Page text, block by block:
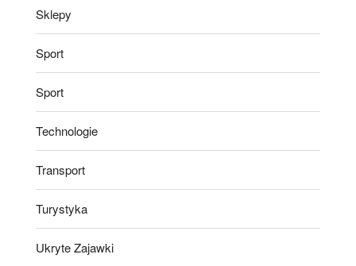
Sklepy
Sport
Sport
Technologie
Transport
Turystyka
Ukryte Zajawki